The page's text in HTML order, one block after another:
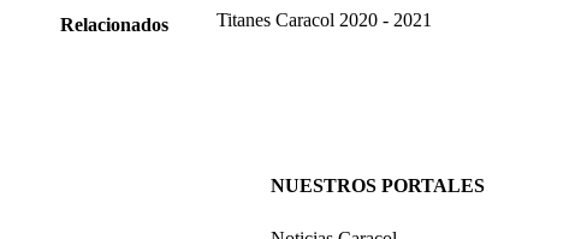
Relacionados Titanes Caracol 2020 - 2021
NUESTROS PORTALES